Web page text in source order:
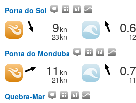
Porta do Sol
9kn
23kn
0.6
12
Ponta do Monduba
11 kn
21 kn
0.7
11
Quebra-Mar